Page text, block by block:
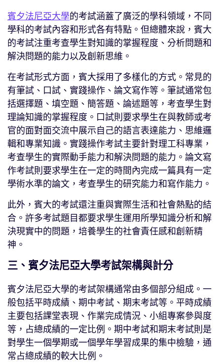
賓夕法尼亞大學的考試涵蓋了廣泛的學科領域，不同
學科的考試內容和形式各有特點。但總體來說，賓大
的考試注重考查學生對知識的掌握程度、分析問題和
解決問題的能力以及創新思維。
在考試形式方面，賓大採用了多樣化的方式。常見的
有筆試、口試、實踐操作、論文寫作等。筆試通常包
括選擇題、填空題、簡答題、論述題等，考查學生對
理論知識的掌握程度。口試則要求學生在與教師或考
官的面對面交流中展示自己的語言表達能力、思維邏
輯和專業知識。實踐操作考試主要針對理工科專業，
考查學生的實際動手能力和解決問題的能力。論文寫
作考試則要求學生在一定的時間內完成一篇具有一定
學術水準的論文，考查學生的研究能力和寫作能力。
此外，賓大的考試還注重與實際生活和社會熱點的結
合。許多考試題目都要求學生運用所學知識分析和解
決現實中的問題，培養學生的社會責任感和創新精
神。
三、賓夕法尼亞大學考試架構與計分
賓夕法尼亞大學的考試架構通常由多個部分組成。一
般包括平時成績、期中考試、期末考試等。平時成績
主要包括課堂表現、作業完成情況、小組專案參與度
等，占總成績的一定比例。期中考試和期末考試則是
對學生一個學期或一個學年學習成果的集中檢驗，通
常占總成績的較大比例。